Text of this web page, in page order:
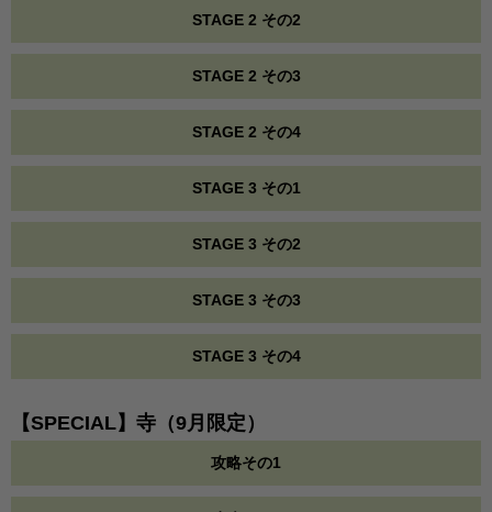
STAGE 2 その2
STAGE 2 その3
STAGE 2 その4
STAGE 3 その1
STAGE 3 その2
STAGE 3 その3
STAGE 3 その4
【SPECIAL】寺（9月限定）
攻略その1